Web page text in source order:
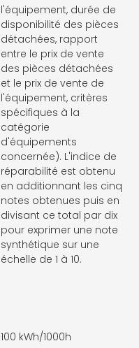
l'équipement, durée de
disponibilité des pièces
détachées, rapport
entre le prix de vente
des pièces détachées
et le prix de vente de
l'équipement, critères
spécifiques à la
catégorie
d'équipements
concernée). L'indice de
réparabilité est obtenu
en additionnant les cinq
notes obtenues puis en
divisant ce total par dix
pour exprimer une note
synthétique sur une
échelle de 1 à 10.
100 kWh/1000h